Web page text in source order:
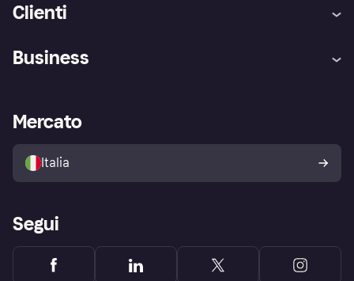
Clienti
Assistenza
Esplora i negozi
Politica di protezione
dell'acquirente Klarna
Business
Accesso aziende
Mercato
Italia
Segui